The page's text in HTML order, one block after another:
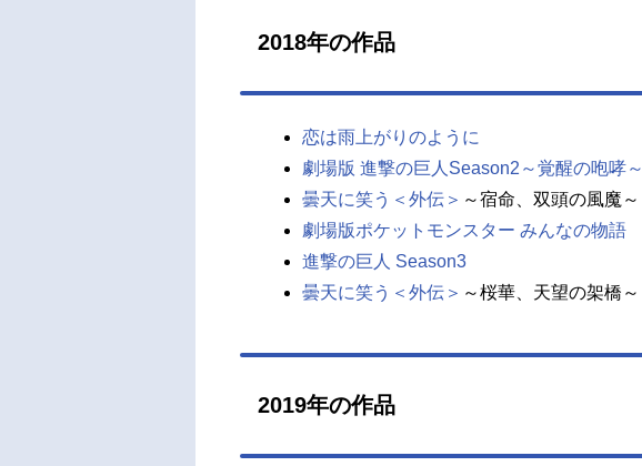
2018年の作品
恋は雨上がりのように
劇場版 進撃の巨人Season2～覚醒の咆哮～
曇天に笑う＜外伝＞ ～宿命、双頭の風魔～
劇場版ポケットモンスター みんなの物語
進撃の巨人 Season3
曇天に笑う＜外伝＞ ～桜華、天望の架橋～
2019年の作品